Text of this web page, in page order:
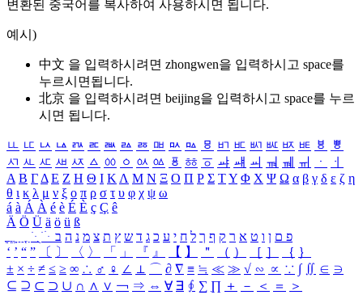
변환된 중국어를 복사하여 사용하시면 됩니다.
예시)
中文 을 입력하시려면 zhongwen을 입력하시고 space를
누르시면됩니다.
北京 을 입력하시려면 beijing을 입력하시고 space를 누르
시면 됩니다.
ㅥ ㅦ ㅧ ㅨ ㅩ ㅪ ㅫ ㅬ ㅭ ㅮ ㅯ ㅰ ㅱ ㅲ ㅳ ㅴ ㅵ ㅶ ㅷ ㅸ
ㅹ
ㅺ ㅻ ㅼ ㅽ ㅾ ㅿ ㆀ ㆁ ㆂ ㆃ ㆄ ㆅ ㆆ ㆇ ㆈ ㆉ ㆊ ㆋ ㆌ ㆍ
ㆎ
Α Β ΓΔ Ε Ζ Η Θ Ι ΚΛ Μ Ν Ξ Ο Π Ρ Σ ΤΥ Φ Χ Ψ Ω α β γ δ ε ζ η
θ ι κ λ μ ν ξ ο π ρ σ τ υ φ χ ψ ω
á à Á À é è É È ç Ç ê
Ä Ö Ü ä ö ü ß
ִֶֹ ֻּ ׁׂ פ ם ן ו ט א ר ק ף ך ל ח י ע כ ג ד ש ץ ת צ מ נ ה ב
‘ ’ “ ” 〔 〕 〈 〉 「 」 『 』 【 】 ＂ （ ） ［ ］ ｛ ｝
± × ÷ ≠ ≤ ≥ ∞ ∴ ♂ ♀ ∠ ⊥ ⌒ ∂ ∇ ≡ ≒ ≪ ≫ √ ∽ ∝ ∵ ∫ ∬ ∈ ∋
⊆ ⊇ ⊂ ⊃ ∪ ∩ ∧ ∨ ￢ ⇒ ⇔ ∀ ∃ ∮ ∑ ∏ ＋ － ＜ ＝
＞